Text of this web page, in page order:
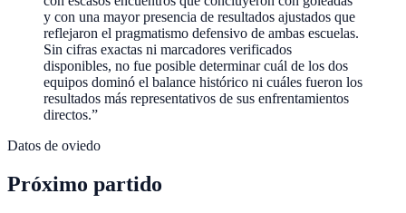
y con una mayor presencia de resultados ajustados que
reflejaron el pragmatismo defensivo de ambas escuelas.
Sin cifras exactas ni marcadores verificados
disponibles, no fue posible determinar cuál de los dos
equipos dominó el balance histórico ni cuáles fueron los
resultados más representativos de sus enfrentamientos
directos.”
Datos de oviedo
Próximo partido